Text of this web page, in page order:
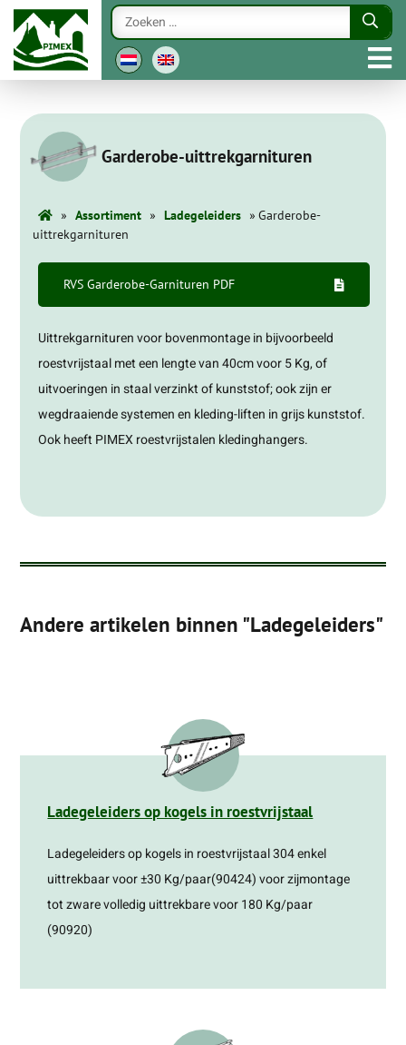
Garderobe-uittrekgarnituren
» Assortiment » Ladegeleiders »Garderobe-
uittrekgarnituren
RVS Garderobe-Garnituren PDF
Uittrekgarnituren voor bovenmontage in bijvoorbeeld
roestvrijstaal met een lengte van 40cm voor 5 Kg, of
uitvoeringen in staal verzinkt of kunststof; ook zijn er
wegdraaiende systemen en kleding-liften in grijs kunststof.
Ook heeft PIMEX roestvrijstalen kledinghangers.
Andere artikelen binnen "Ladegeleiders"
Ladegeleiders op kogels in roestvrijstaal
Ladegeleiders op kogels in roestvrijstaal 304 enkel
uittrekbaar voor ±30 Kg/paar(90424) voor zijmontage
tot zware volledig uittrekbare voor 180 Kg/paar
(90920)